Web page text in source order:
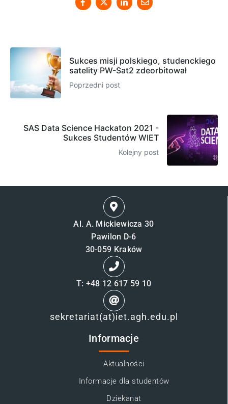
Sukces misji polskiego, studenckiego
satelity PW-Sat2 zdeorbitował
Poprzedni post
SAS Data Science Hackaton 2021 -
Sukces Studentów WIET
Kolejny post
Al. A. Mickiewicza 30
Pawilon D-6
30-059 Kraków
T: +48 12 617 59 10
sekretariat(at)iet.agh.edu.pl
Informacje
Aktualności
Informacje dla studentów
Dziekanat